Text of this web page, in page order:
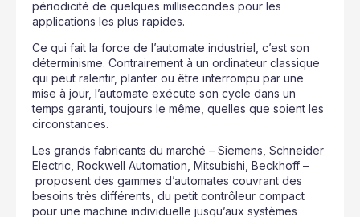
périodicité de quelques millisecondes pour les
applications les plus rapides.
Ce qui fait la force de l’automate industriel, c’est son
déterminisme. Contrairement à un ordinateur classique
qui peut ralentir, planter ou être interrompu par une
mise à jour, l’automate exécute son cycle dans un
temps garanti, toujours le même, quelles que soient les
circonstances.
Les grands fabricants du marché – Siemens, Schneider
Electric, Rockwell Automation, Mitsubishi, Beckhoff –
proposent des gammes d’automates couvrant des
besoins très différents, du petit contrôleur compact
pour une machine individuelle jusqu’aux systèmes